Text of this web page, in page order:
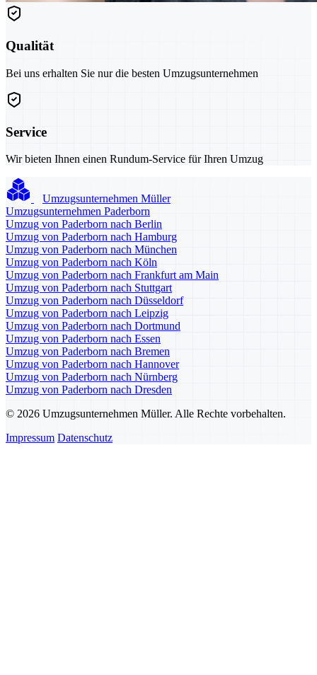
Qualität
Bei uns erhalten Sie nur die besten Umzugsunternehmen
Service
Wir bieten Ihnen einen Rundum-Service für Ihren Umzug
Umzugsunternehmen Müller
Umzugsunternehmen Paderborn
Umzug von Paderborn nach Berlin
Umzug von Paderborn nach Hamburg
Umzug von Paderborn nach München
Umzug von Paderborn nach Köln
Umzug von Paderborn nach Frankfurt am Main
Umzug von Paderborn nach Stuttgart
Umzug von Paderborn nach Düsseldorf
Umzug von Paderborn nach Leipzig
Umzug von Paderborn nach Dortmund
Umzug von Paderborn nach Essen
Umzug von Paderborn nach Bremen
Umzug von Paderborn nach Hannover
Umzug von Paderborn nach Nürnberg
Umzug von Paderborn nach Dresden
© 2026 Umzugsunternehmen Müller. Alle Rechte vorbehalten.
Impressum Datenschutz